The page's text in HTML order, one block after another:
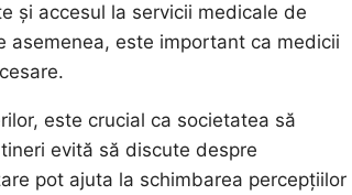
și accesul la servicii medicale de
asemenea, este important ca medicii
este crucial ca societatea să
evită să discute despre
pot ajuta la schimbarea percepțiilor